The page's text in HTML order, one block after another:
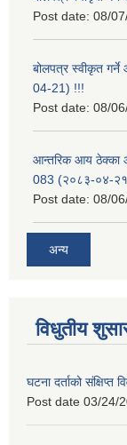
Post date: 08/
बोलपत्र स्वीकृत
04-21) !!!
Post date: 08/
आन्तरिक आय ठेक्का
083 (२०८३-०४-
Post date: 08/
अन्य
विधुतीय
घटना दर्ताको
Post date 03/24/